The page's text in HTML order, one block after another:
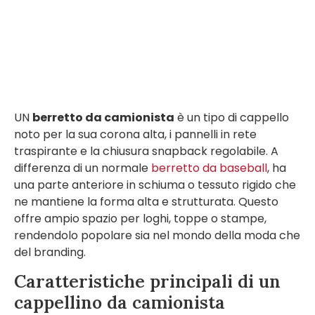
UN berretto da camionista è un tipo di cappello
noto per la sua corona alta, i pannelli in rete
traspirante e la chiusura snapback regolabile. A
differenza di un normale berretto da baseball, ha
una parte anteriore in schiuma o tessuto rigido che
ne mantiene la forma alta e strutturata. Questo
offre ampio spazio per loghi, toppe o stampe,
rendendolo popolare sia nel mondo della moda che
del branding.
Caratteristiche principali di un
cappellino da camionista